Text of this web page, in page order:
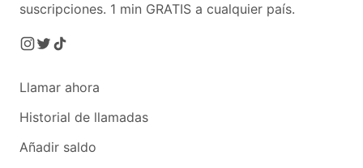
suscripciones. 1 min GRATIS a cualquier país.
Llamar ahora
Historial de llamadas
Añadir saldo